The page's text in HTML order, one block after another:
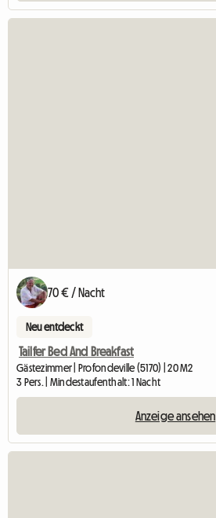
70 € / Nacht
Neu entdeckt
Tailfer Bed And Breakfast
Gästezimmer | Profondeville (5170) | 20 M2
3 Pers. | Mindestaufenthalt: 1 Nacht
Anzeige ansehen